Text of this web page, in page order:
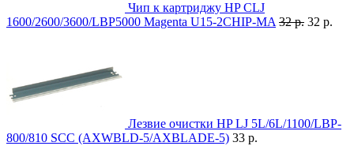
Чип к картриджу HP CLJ
1600/2600/3600/LBP5000 Magenta U15-2CHIP-MA 32 р. 32 р.
Лезвие очистки HP LJ 5L/6L/1100/LBP-
800/810 SCC (AXWBLD-5/AXBLADE-5) 33 р.